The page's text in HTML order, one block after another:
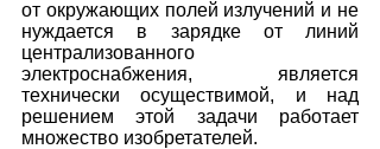
от окружающих полей излучений и не
нуждается в зарядке от линий
централизованного
электроснабжения, является
технически осуществимой, и над
решением этой задачи работает
множество изобретателей.